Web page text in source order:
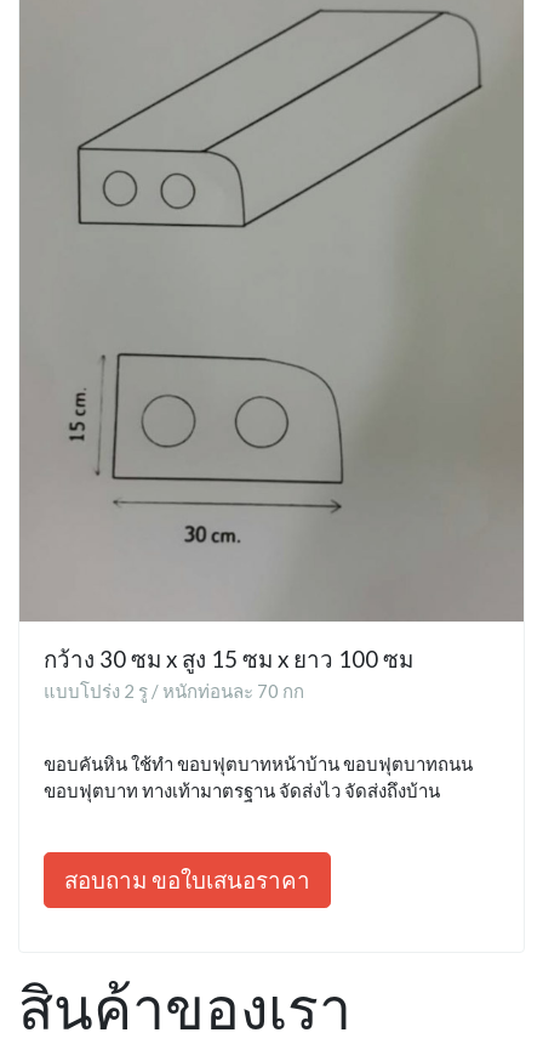
กว้าง 30 ซม x สูง 15 ซม x ยาว 100 ซม
แบบโปร่ง 2 รู / หนักท่อนละ 70 กก
ขอบคันหิน ใช้ทำ ขอบฟุตบาทหน้าบ้าน ขอบฟุตบาทถนน
ขอบฟุตบาท ทางเท้ามาตรฐาน จัดส่งไว จัดส่งถึงบ้าน
สอบถาม ขอใบเสนอราคา
สินค้าของเรา